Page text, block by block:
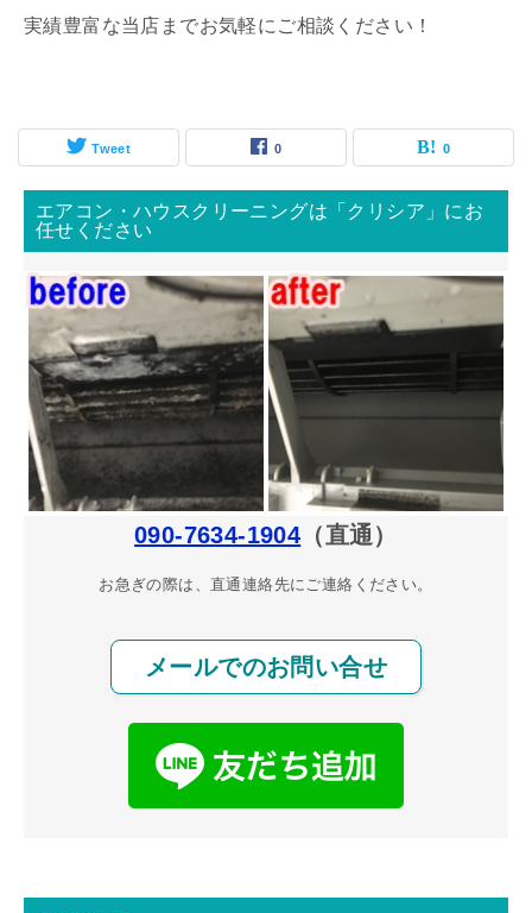
実績豊富な当店までお気軽にご相談ください！
Tweet 0 0
エアコン・ハウスクリーニングは「クリシア」にお
任せください
090-7634-1904 （直通）
お急ぎの際は、直通連絡先にご連絡ください。
メールでのお問い合せ